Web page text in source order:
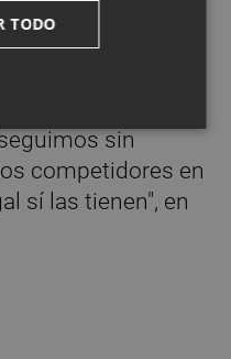
como se ha
sin
competidores en
sí las tienen", en
TODO